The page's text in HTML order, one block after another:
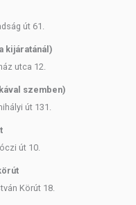
út 61.
kijáratánál)
utca 12.
szemben)
út 131.
út 10.
Körút 18.